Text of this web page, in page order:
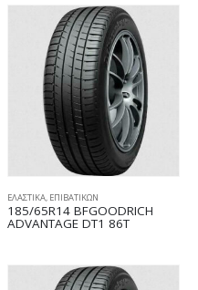
ΕΛΑΣΤΙΚΑ, ΕΠΙΒΑΤΙΚΩΝ
185/65R14 BFGOODRICH
ADVANTAGE DT1 86T